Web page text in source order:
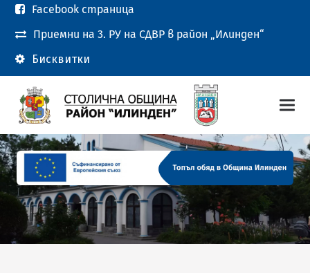
Facebook страница
Приемни на 3. РУ на СДВР в район „Илинден“
Бисквитки